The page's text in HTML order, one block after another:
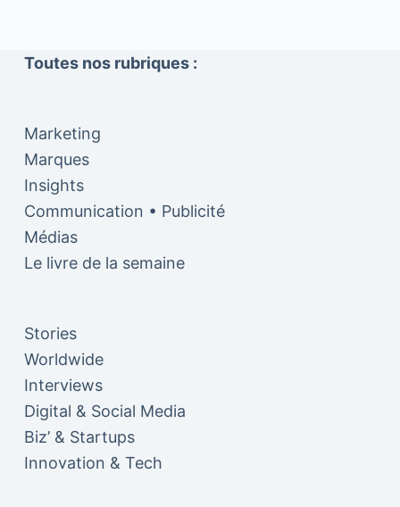
Toutes nos rubriques :
Marketing
Marques
Insights
Communication • Publicité
Médias
Le livre de la semaine
Stories
Worldwide
Interviews
Digital & Social Media
Biz’ & Startups
Innovation & Tech